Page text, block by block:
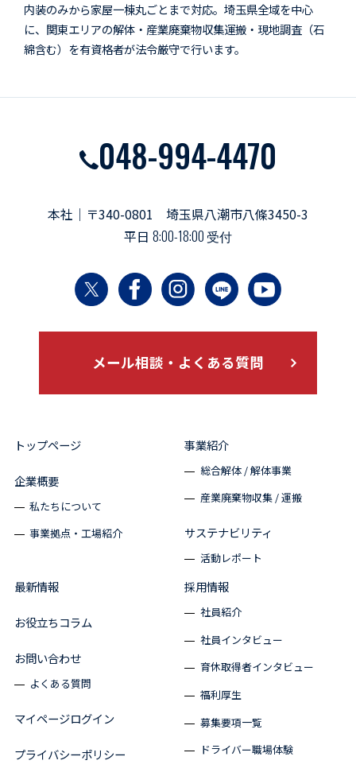
内装のみから家屋一棟丸ごとまで対応。埼玉県全域を中心
に、関東エリアの解体・産業廃棄物収集運搬・現地調査（石
綿含む）を有資格者が法令厳守で行います。
048-994-4470
本社｜〒340-0801 埼玉県八潮市八條3450-3
平日 8:00-18:00 受付
メール相談・よくある質問
トップページ
企業概要
私たちについて
事業拠点・工場紹介
事業紹介
総合解体 / 解体事業
産業廃棄物収集 / 運搬
サステナビリティ
活動レポート
最新情報
お役立ちコラム
お問い合わせ
よくある質問
マイページログイン
プライバシーポリシー
採用情報
社員紹介
社員インタビュー
育休取得者インタビュー
福利厚生
募集要項一覧
ドライバー職場体験